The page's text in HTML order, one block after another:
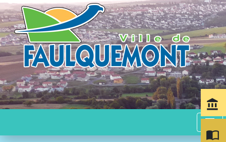
menu
account_balance
import_contacts